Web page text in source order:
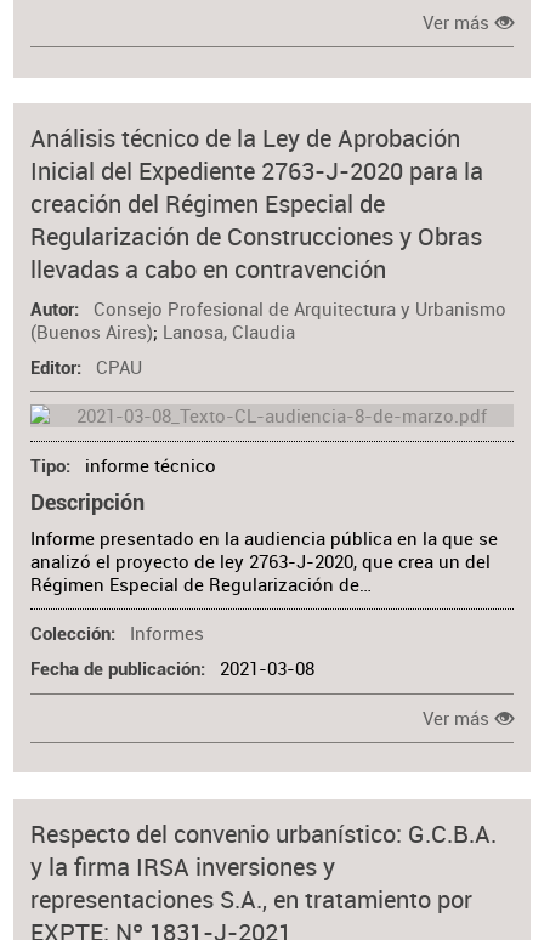
Ver más
Análisis técnico de la Ley de Aprobación
Inicial del Expediente 2763-J-2020 para la
creación del Régimen Especial de
Regularización de Construcciones y Obras
llevadas a cabo en contravención
Autor
Consejo Profesional de Arquitectura y Urbanismo
(Buenos Aires); Lanosa, Claudia
Editor CPAU
Tipo informe técnico
Descripción
Informe presentado en la audiencia pública en la que se
analizó el proyecto de ley 2763-J-2020, que crea un del
Régimen Especial de Regularización de…
Colección Informes
Fecha de publicación 2021-03-08
Ver más
Respecto del convenio urbanístico: G.C.B.A.
y la firma IRSA inversiones y
representaciones S.A., en tratamiento por
EXPTE: Nº 1831-J-2021